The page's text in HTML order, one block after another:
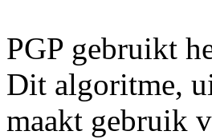
PGP gebruikt
Dit algoritme,
maakt gebruik